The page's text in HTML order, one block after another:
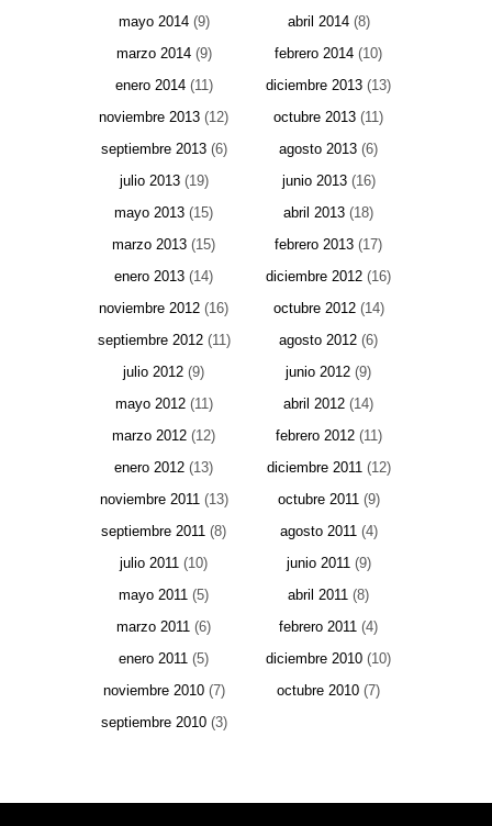
mayo 2014(9) abril 2014(8)
marzo 2014(9) febrero 2014 (10)
enero 2014(11) diciembre 2013 (13)
noviembre 2013 (12) octubre 2013 (11)
septiembre 2013(6) agosto 2013 (6)
julio 2013(19) junio 2013(16)
mayo 2013 (15) abril 2013 (18)
marzo 2013 (15) febrero 2013 (17)
enero 2013 (14) diciembre 2012 (16)
noviembre 2012 (16) octubre 2012(14)
septiembre 2012(11) agosto 2012 (6)
julio 2012 (9) junio 2012 (9)
mayo 2012(11) abril 2012 (14)
marzo 2012 (12) febrero 2012(11)
enero 2012 (13) diciembre 2011(12)
noviembre 2011(13) octubre 2011(9)
septiembre 2011 (8) agosto 2011(4)
julio 2011 (10) junio 2011(9)
mayo 2011 (5) abril 2011 (8)
marzo 2011 (6) febrero 2011 (4)
enero 2011 (5) diciembre 2010 (10)
noviembre 2010(7) octubre 2010 (7)
septiembre 2010(3)